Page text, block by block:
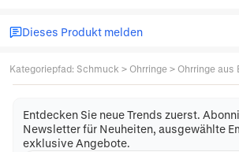
Dieses Produkt melden
Kategoriepfad: Schmuck > Ohrringe > Ohrringe aus
Entdecken Sie neue Trends zuerst.
Newsletter für Neuheiten, ausgewählte
exklusive Angebote.